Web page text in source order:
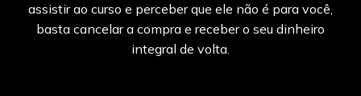
assistir ao curso e perceber que ele não é para você,
basta cancelar a compra e receber o seu dinheiro
integral de volta.